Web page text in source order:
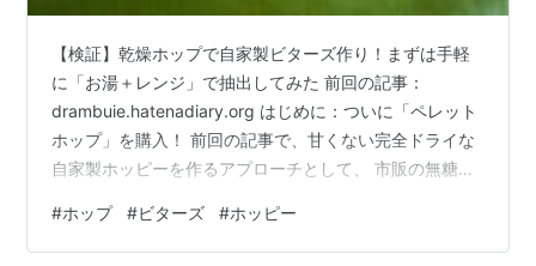
【検証】乾燥ホップで自家製ビターズ作り！まずは手軽
に「お湯＋レンジ」で抽出してみた 前回の記事：
drambuie.hatenadiary.org はじめに：ついに「ペレット
ホップ」を購入！ 前回の記事で、甘くない完全ドライな
自家製ホッピーを作るアプローチとして、 市販の無糖ホ
の3つをご紹介しました。 「コスト最安＆本格的な苦
味」を狙うなら、やっぱり 3の「自家製ホップ濃縮液」
#ホップ #ビターズ #ホッピー